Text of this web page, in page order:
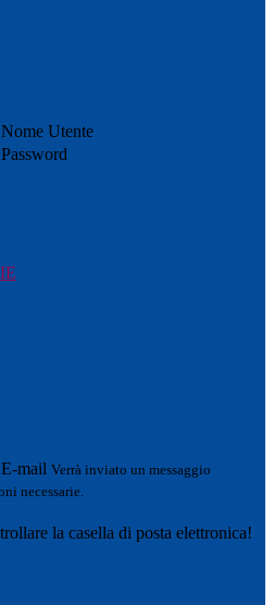
Nome Utente
Password
E-mail Verrà inviato un messaggio
necessarie.
la casella di posta elettronica!